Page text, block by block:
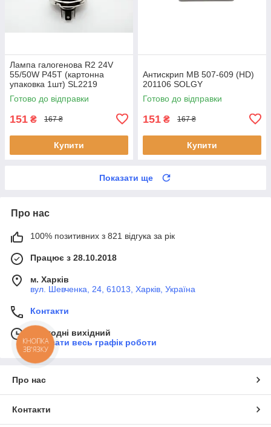
Лампа галогенова R2 24V
55/50W P45T (картонна
упаковка 1шт) SL2219
SHAFER
Готово до відправки
151 ₴ 167 ₴
Купити
Антискрип MB 507-609 (HD)
201106 SOLGY
Готово до відправки
151 ₴ 167 ₴
Купити
Показати ще
Про нас
100% позитивних з 821 відгука за рік
Працює з 28.10.2018
м. Харків
вул. Шевченка, 24, 61013, Харків, Україна
Контакти
Сьогодні вихідний
Показати весь графік роботи
Про нас
Контакти
КНОПКА
ЗВ'ЯЗКУ